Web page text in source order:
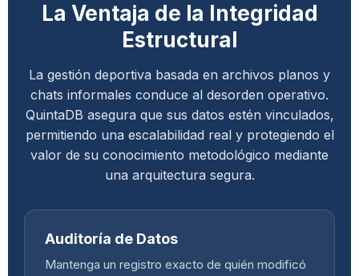
La Ventaja de la Integridad
Estructural
La gestión deportiva basada en archivos planos y
chats informales conduce al desorden operativo.
QuintaDB asegura que sus datos estén vinculados,
permitiendo una escalabilidad real y protegiendo el
valor de su conocimiento metodológico mediante
una arquitectura segura.
Auditoría de Datos
Mantenga un registro exacto de quién modificó